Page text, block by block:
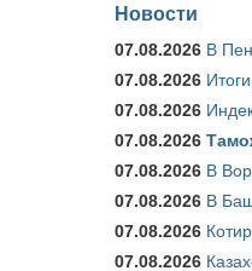
Новости
07.08.2026 В
07.08.2026
07.08.2026
07.08.2026
07.08.2026 В
07.08.2026 В
07.08.2026
07.08.2026